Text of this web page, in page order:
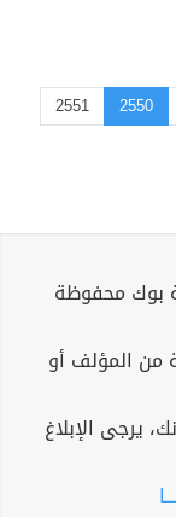
2550
2551
بوك محفوظة
من المؤلف أو
يرجى الإبلاغ